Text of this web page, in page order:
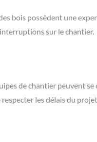
bois possèdent une
sur le chantier.
de chantier peuvent
les délais du